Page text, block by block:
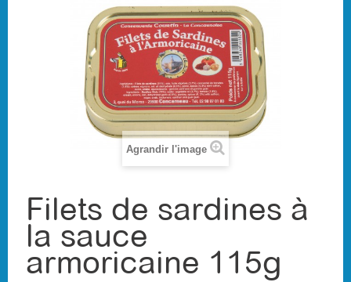
Agrandir l'image
Filets de sardines à
la sauce
armoricaine 115g